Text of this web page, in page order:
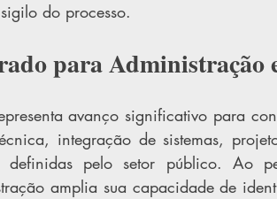
do processo.
para Administração
avanço significativo para
integração de sistemas,
definidas pelo setor público. Ao
amplia sua capacidade de